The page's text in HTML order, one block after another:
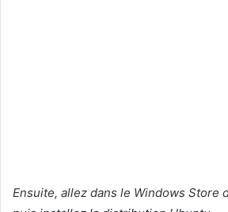
Ensuite, allez dans le Windows Store